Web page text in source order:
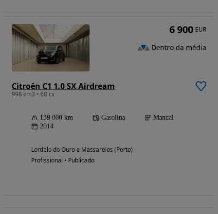
Citroën C1 1.0 SX Airdream
998 cm3 • 68 cv
139 000 km Gasolina
Manual
2014
Lordelo do Ouro e Massarelos (Porto)
Profissional • Publicado
6 900 EUR
Dentro da média